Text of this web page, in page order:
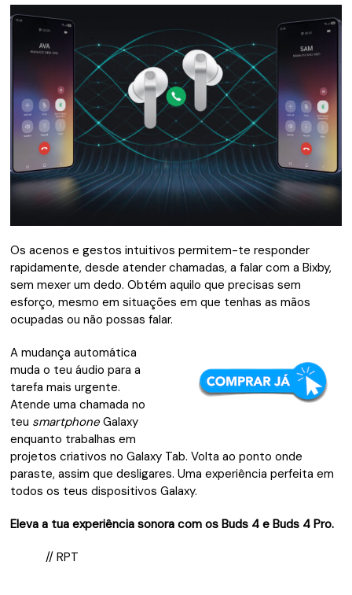
Os acenos e gestos intuitivos permitem-te responder
rapidamente, desde atender chamadas, a falar com a Bixby,
sem mexer um dedo. Obtém aquilo que precisas sem
esforço, mesmo em situações em que tenhas as mãos
ocupadas ou não possas falar.
A mudança automática
muda o teu áudio para a
tarefa mais urgente.
Atende uma chamada no
teu smartphone Galaxy
enquanto trabalhas em
projetos criativos no Galaxy Tab. Volta ao ponto onde
paraste, assim que desligares. Uma experiência perfeita em
todos os teus dispositivos Galaxy.
Eleva a tua experiência sonora com os Buds 4 e Buds 4 Pro.
// RPT